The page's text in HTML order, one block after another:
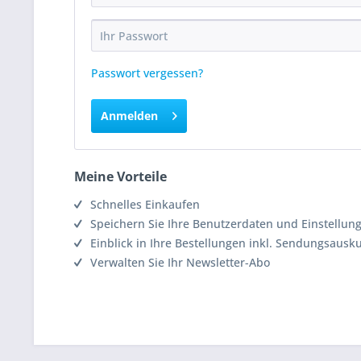
Passwort vergessen?
Anmelden
Meine Vorteile
Schnelles Einkaufen
Speichern Sie Ihre Benutzerdaten und
Einblick in Ihre Bestellungen inkl.
Verwalten Sie Ihr Newsletter-Abo